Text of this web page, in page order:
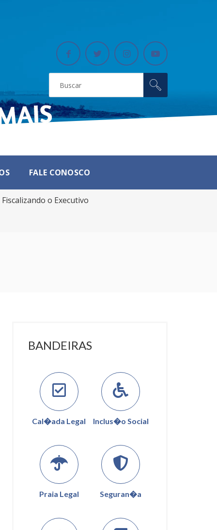
FALE CONOSCO
Fiscalizando o Executivo
BANDEIRAS
Cal�ada Legal Inclus�o Social
Praia Legal Seguran�a